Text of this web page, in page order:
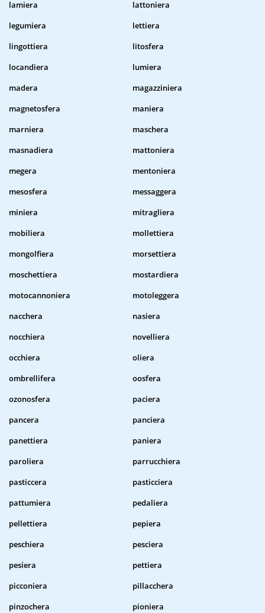
lamiera
lattoniera
legumiera
lettiera
lingottiera
litosfera
locandiera
lumiera
madera
magazziniera
magnetosfera
maniera
marniera
maschera
masnadiera
mattoniera
megera
mentoniera
mesosfera
messaggera
miniera
mitragliera
mobiliera
mollettiera
mongolfiera
morsettiera
moschettiera
mostardiera
motocannoniera
motoleggera
nacchera
nasiera
nocchiera
novelliera
occhiera
oliera
ombrellifera
oosfera
ozonosfera
paciera
pancera
panciera
panettiera
paniera
paroliera
parrucchiera
pasticcera
pasticciera
pattumiera
pedaliera
pellettiera
pepiera
peschiera
pesciera
pesiera
pettiera
picconiera
pillacchera
pinzochera
pioniera